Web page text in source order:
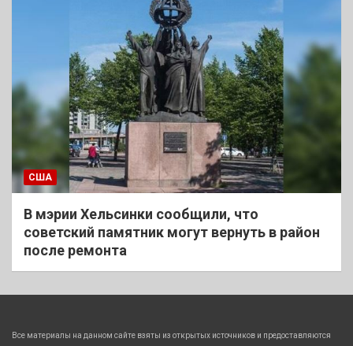
США
В мэрии Хельсинки сообщили, что
советский памятник могут вернуть в район
после ремонта
Все материалы на данном сайте взяты из открытых источников и предоставляются